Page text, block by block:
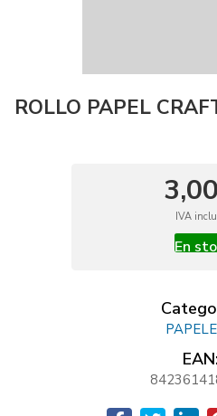
ROLLO PAPEL
IVA
En
EAN: